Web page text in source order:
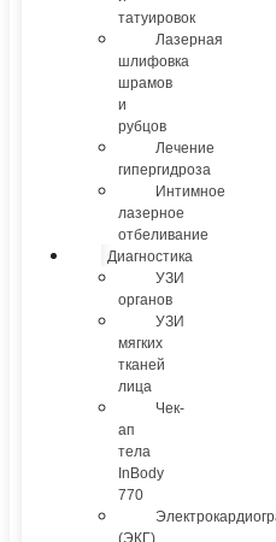
татуировок
Лазерная
шлифовка
шрамов
и
рубцов
Лечение
гипергидроза
Интимное
лазерное
отбеливание
Диагностика
УЗИ
органов
УЗИ
мягких
тканей
лица
Чек-
ап
тела
InBody
770
(ЭКГ)